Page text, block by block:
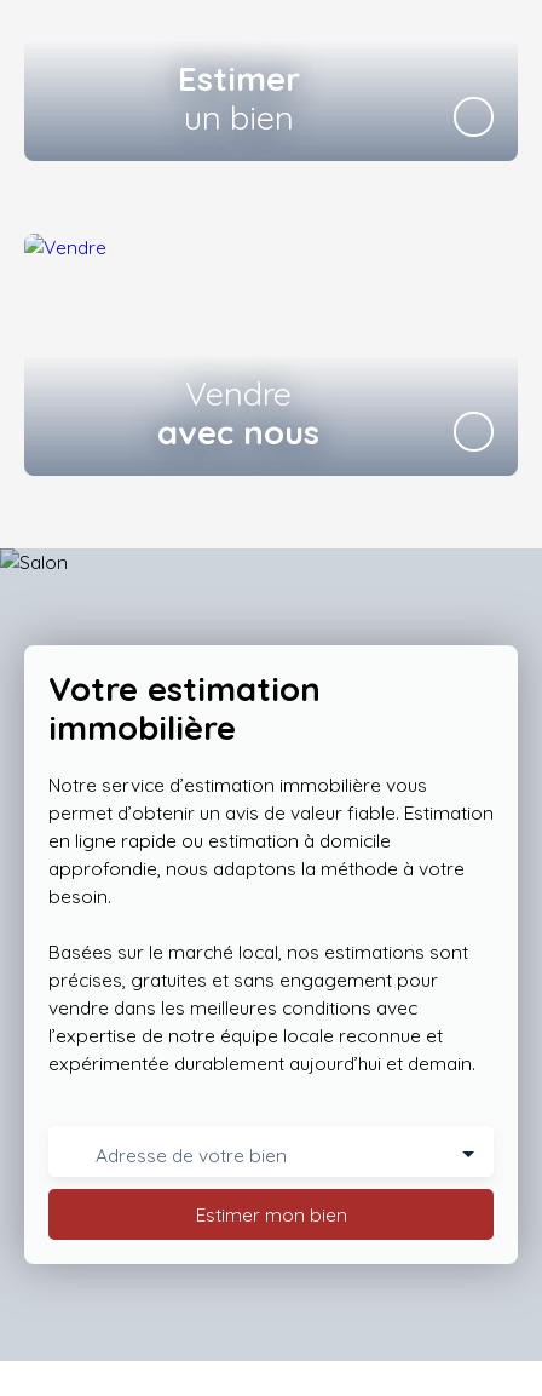
Estimer
un bien
Vendre
avec nous
Votre estimation
immobilière
Notre service d’estimation immobilière vous
permet d’obtenir un avis de valeur fiable. Estimation
en ligne rapide ou estimation à domicile
approfondie, nous adaptons la méthode à votre
besoin.
Basées sur le marché local, nos estimations sont
précises, gratuites et sans engagement pour
vendre dans les meilleures conditions avec
l’expertise de notre équipe locale reconnue et
expérimentée durablement aujourd’hui et demain.
Adresse de votre bien
Estimer mon bien